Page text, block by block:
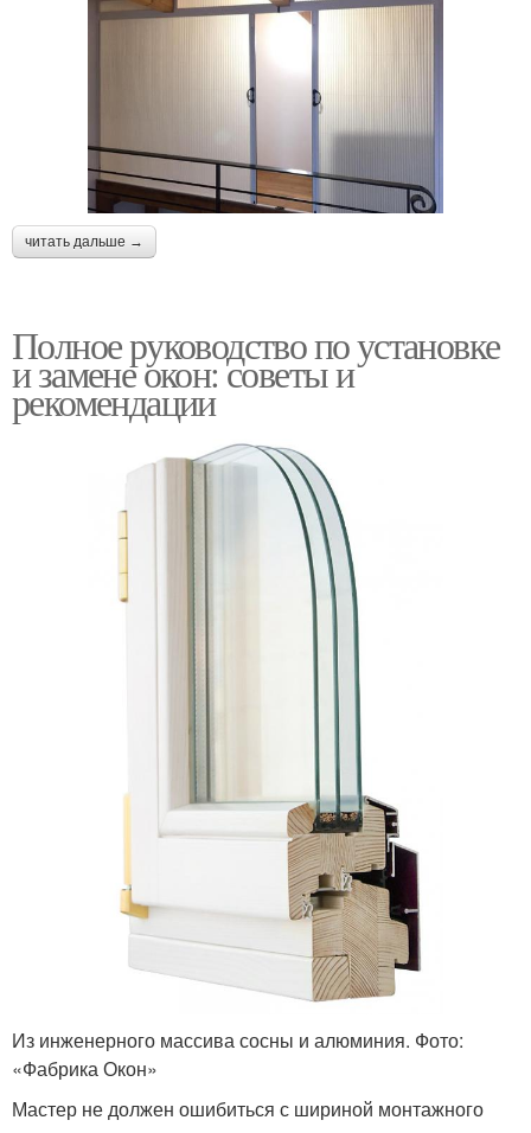
читать дальше →
Полное руководство по установке
и замене окон: советы и
рекомендации
Из инженерного массива сосны и алюминия. Фото:
«Фабрика Окон»
Мастер не должен ошибиться с шириной монтажного